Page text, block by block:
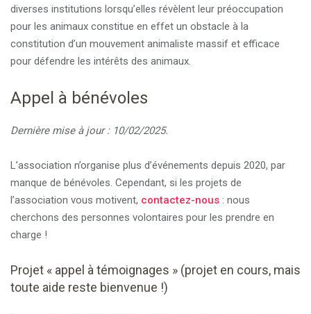
diverses institutions lorsqu’elles révèlent leur préoccupation
pour les animaux constitue en effet un obstacle à la
constitution d’un mouvement animaliste massif et efficace
pour défendre les intérêts des animaux.
Appel à bénévoles
Dernière mise à jour : 10/02/2025.
L’association n’organise plus d’événements depuis 2020, par
manque de bénévoles. Cependant, si les projets de
l’association vous motivent, contactez-nous : nous
cherchons des personnes volontaires pour les prendre en
charge !
Projet « appel à témoignages » (projet en cours, mais
toute aide reste bienvenue !)